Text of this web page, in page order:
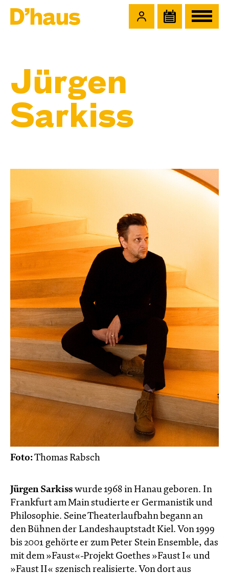
Jürgen
Sarkiss
Foto:Thomas Rabsch
Jürgen Sarkiss wurde 1968 in Hanau geboren. In
Frankfurt am Main studierte er Germanistik und
Philosophie. Seine Theaterlaufbahn begann an
den Bühnen der Landeshauptstadt Kiel. Von 1999
bis 2001 gehörte er zum Peter Stein Ensemble, das
mit dem »Faust«-Projekt Goethes »Faust I« und
»Faust II« szenisch realisierte. Von dort aus